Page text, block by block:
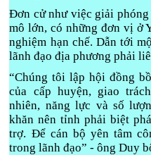
Đơn cử như việc giải
mô lớn, có những đơn vị ở
nghiệm hạn chế. Dẫn tới
lãnh đạo địa phương phải
“Chúng tôi lập hội đồng
của cấp huyện, giao
nhiên, năng lực và số
khăn nên tỉnh phải biệt
trợ. Để cán bộ yên tâm
trong lãnh đạo” - ông Duy